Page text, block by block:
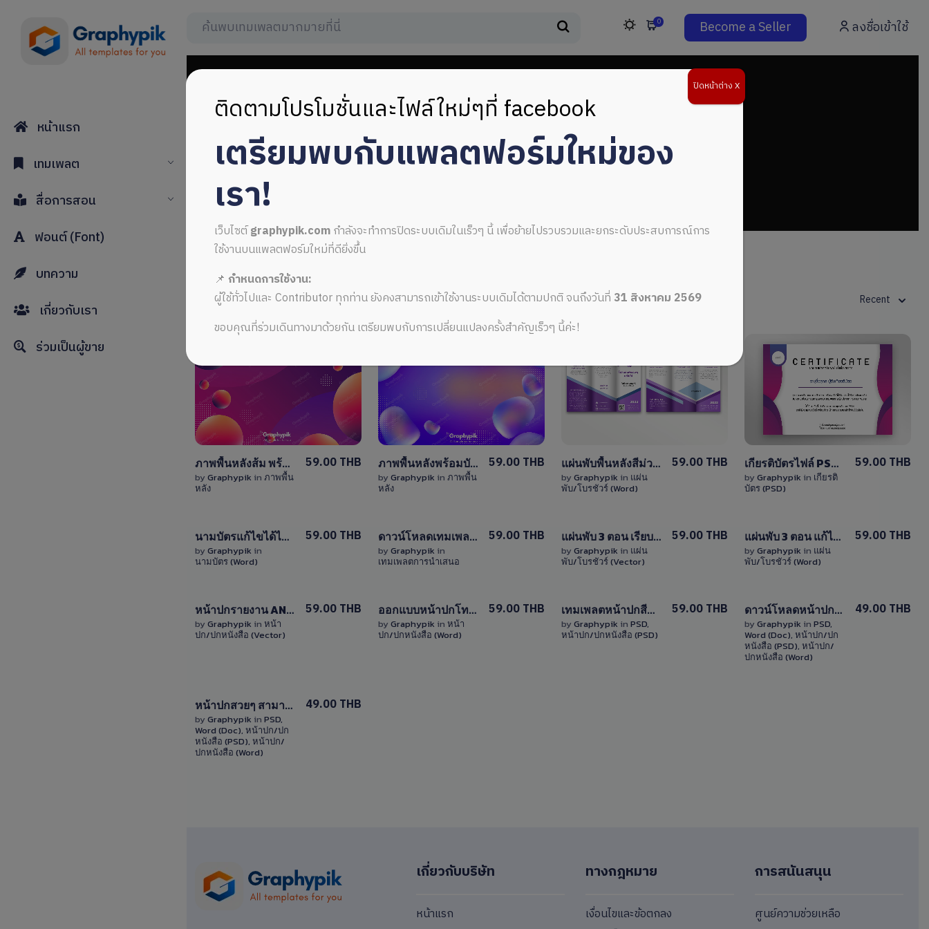
หน้าแรก
เทมเพลต
สื่อการสอน
ฟอนต์ (Font)
บทความ
เกี่ยวกับเรา
ร่วมเป็นผู้ขาย
0 Become a Seller ลงชื่อเข้าใช้
พื้นหลังสีม่วง
ALL MUSIC FROM พื้นหลังสีม่วง Recent
View
0 Sale
ภาพพื้นหลังส้ม พร้อมบับเบิ้ลวงกลมและพื้นที่ใส่ข้อความ / Orange abstract background
by Graphypik in ภาพพื้น
หลัง
59.00 THB
View
ภาพพื้นหลังพร้อมบับเบิ้ลและพื้นที่ใส่ข้อความ / abstract background
by Graphypik in ภาพพื้น
หลัง
59.00 THB
View
Details
4 Sales
แผ่นพับพื้นหลังสีม่วงมาใหม่สวยๆ แก้ไขได้ ไฟล์ Word (doc)
by Graphypik in แผ่น
พับ/โบรชัวร์ (Word)
59.00 THB
View
Details
0 Sale
เกียรติบัตรไฟล์ PSD พร้อมคลื่นสีม่วง แก้ไขได้ง่าย
by Graphypik in เกียรติ
บัตร (PSD)
59.00 THB
View
Details
นามบัตรแก้ไขได้ไฟล์ docx ได้ไฟล์ทั้งหน้าและหลัง
by Graphypik in
นามบัตร (Word)
59.00 THB View
Details
1 Sale
ดาวน์โหลดเทมเพลตพาวเวอร์พ้อยท์แก้ไขได้ โทนสีม่วง 9 สไลด์
by Graphypik in
เทมเพลตการนำเสนอ
59.00 THB View
Details
0 Sale
แผ่นพับ 3 ตอน เรียบง่าย แก้ไขได้ด้วยไฟล์ EPS (Vector) ครบชุด หน้า-หลัง
by Graphypik in แผ่น
พับ/โบรชัวร์ (Vector)
59.00 THB View
Details
5 Sales
แผ่นพับ 3 ตอน แก้ไขได้พื้นหลังสีม่วง ไฟล์ Word (docx) ด้านหน้าและหลัง
by Graphypik in แผ่น
พับ/โบรชัวร์ (Word)
59.00 THB
View
Details
1 Sale
หน้าปกรายงาน ANNUAL REPORT ไฟล์ EPS แก้ไขได้ง่าย
by Graphypik in หน้า
ปก/ปกหนังสือ (Vector)
59.00 THB View
Details
0 Sale
ออกแบบหน้าปกโทนสีม่วง ไฟล์ Word (docx) แก้ไขได้
by Graphypik in หน้า
ปก/ปกหนังสือ (Word)
59.00 THB View
Details
3 Sales
เทมเพลตหน้าปกสีม่วงสวยๆ สามารถแก้ไขได้ พร้อมไฟล์ PSD หน้าปกหนังสือ/หน้าปกรายงาน
by Graphypik in PSD,
หน้าปก/ปกหนังสือ (PSD)
59.00 THB View
Details
0 Sale
ดาวน์โหลดหน้าปกสวยๆ พื้นหลังสีม่วง สามารถแก้ไขได้ ไฟล์ PSD และ Word พร้อมปกด้านหน้าและด้านหลัง
by Graphypik in PSD,
Word (Doc), หน้าปก/ปก
หนังสือ (PSD), หน้าปก/
ปกหนังสือ (Word)
49.00 THB
View
Details
12 Sales
หน้าปกสวยๆ สามารถแก้ไขได้ สีม่วง พร้อมไฟล์ PSD และ Word (docx) download book cover purple color
by Graphypik in PSD,
Word (Doc), หน้าปก/ปก
หนังสือ (PSD), หน้าปก/
ปกหนังสือ (Word)
49.00 THB
เกี่ยวกับบริษัท
หน้าแรก
ทางกฎหมาย
เงื่อนไขและข้อตกลง
การสนันสนุน
ศูนย์ความช่วยเหลือ
ติดตามโปรโมชั่นและไฟล์ใหม่ๆที่ facebook
เตรียมพบกับแพลตฟอร์มใหม่ของ
เรา!
เว็บไซต์graphypik.comกำลังจะทำการปิดระบบเดิมในเร็วๆ นี้ เพื่อย้ายไปรวบรวมและยกระดับประสบการณ์การ
ใช้งานบนแพลตฟอร์มใหม่ที่ดียิ่งขึ้น
📌 กำหนดการใช้งาน:
ผู้ใช้ทั่วไปและ Contributor ทุกท่าน ยังคงสามารถเข้าใช้งานระบบเดิมได้ตามปกติ จนถึงวันที่ 31 สิงหาคม 2569
ขอบคุณที่ร่วมเดินทางมาด้วยกัน เตรียมพบกับการเปลี่ยนแปลงครั้งสำคัญเร็วๆ นี้ค่ะ!
ปิดหน้าต่าง X